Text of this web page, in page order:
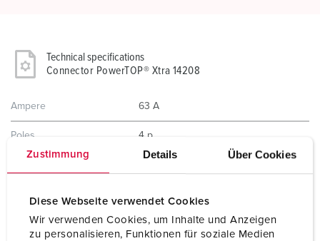
Zustimmung Details Über Cookies
Diese Webseite verwendet Cookies
Wir verwenden Cookies, um Inhalte und Anzeigen
zu personalisieren, Funktionen für soziale Medien
Technical specifications
Connector PowerTOP® Xtra 14208
Ampere 63 A
Poles 4 p
Hertz 100-300 Hz